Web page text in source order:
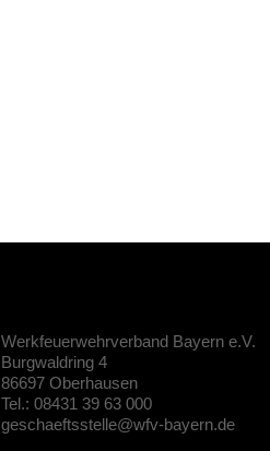
Werkfeuerwehrverband Bayern e.V.
Burgwaldring 4
86697 Oberhausen
Tel.: 08431 39 63 000
geschaeftsstelle@wfv-bayern.de